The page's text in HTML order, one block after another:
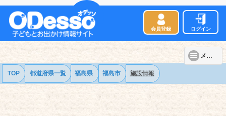
会員登録 ログイン
メニュー
TOP 都道府県一覧 福島県 福島市 施設情報